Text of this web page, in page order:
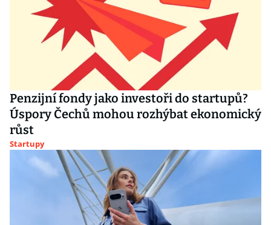
Penzijní fondy jako investoři do startupů?
Úspory Čechů mohou rozhýbat ekonomický
růst
Startupy